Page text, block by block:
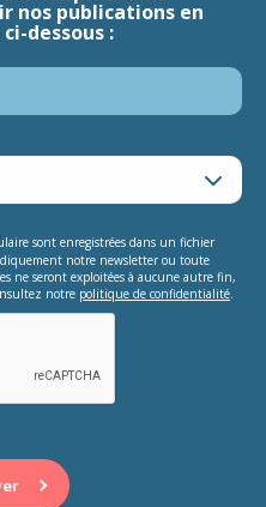
nos publications en
dessous :
sont enregistrées dans un fichier
notre newsletter ou toute
ne seront exploitées à aucune autre fin,
notre politique de confidentialité